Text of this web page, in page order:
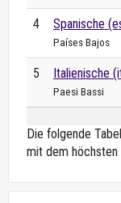
4 Spanische
Países Bajos
5 Italienische
Paesi Bassi
Die folgende
mit dem